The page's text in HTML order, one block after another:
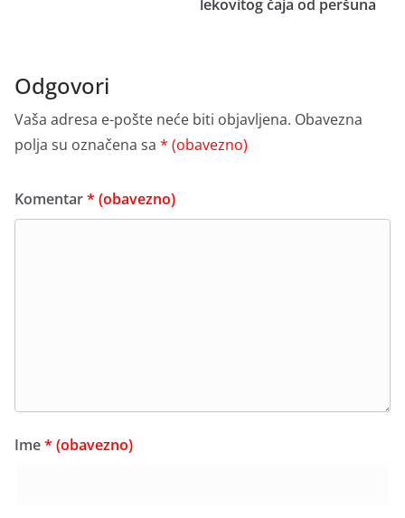
lekovitog čaja od peršuna
Odgovori
Vaša adresa e-pošte neće biti objavljena. Obavezna
polja su označena sa * (obavezno)
Komentar* (obavezno)
Ime* (obavezno)